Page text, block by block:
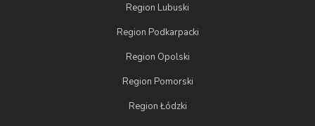
Region Lubuski
Region Podkarpacki
Region Opolski
Region Pomorski
Region Łódzki